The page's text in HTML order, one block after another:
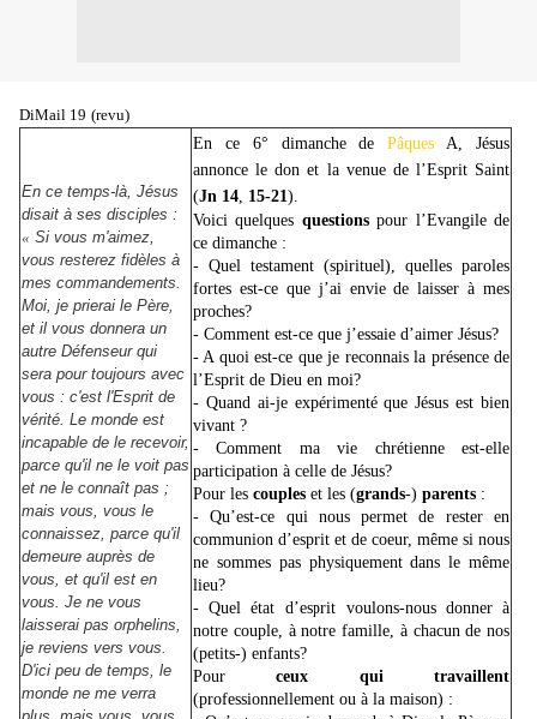
DiMail 19 (revu)
En ce temps-là, Jésus
disait à ses disciples :
« Si vous m'aimez,
vous resterez fidèles à
mes commandements.
Moi, je prierai le Père,
et il vous donnera un
autre Défenseur qui
sera pour toujours avec
vous : c'est l'Esprit de
vérité. Le monde est
incapable de le recevoir,
parce qu'il ne le voit pas
et ne le connaît pas ;
mais vous, vous le
connaissez, parce qu'il
demeure auprès de
vous, et qu'il est en
vous. Je ne vous
laisserai pas orphelins,
je reviens vers vous.
D'ici peu de temps, le
monde ne me verra
En ce 6° dimanche dePâques
A, Jésus
annonce le don et la venue de l’Esprit Saint
(Jn 14, 15-21).
Voici quelques questionspour l’Evangile de
ce dimanche :
- Quel testament (spirituel), quelles paroles
fortes est-ce que j’ai envie de laisser à mes
proches?
- Comment est-ce que j’essaie d’aimer Jésus?
- A quoi est-ce que je reconnais la présence de
l’Esprit de Dieu en moi?
- Quand ai-je expérimenté que Jésus est bien
vivant ?
- Comment ma vie chrétienne est-elle
participation à celle de Jésus?
Pour les couples et les (grands-) parents :
- Qu’est-ce qui nous permet de rester en
communion d’esprit et de coeur, même si nous
ne sommes pas physiquement dans le même
lieu?
- Quel état d’esprit voulons-nous donner à
notre couple, à notre famille, à chacun de nos
(petits-) enfants?
Pourceux qui travaillent
(professionnellement ou à la maison) :